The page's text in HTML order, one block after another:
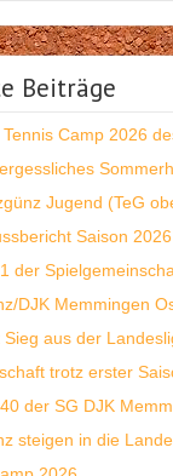
Beiträge
Camp 2026
Jugend (TeG
Saison 2026
der
DJK Memmingen
Sieg aus der
trotz erster
der SG DJK
steigen in die